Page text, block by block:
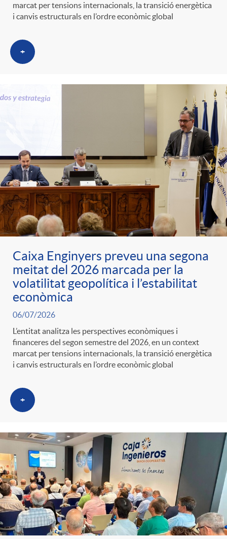
marcat per tensions internacionals, la transició energètica
i canvis estructurals en l’ordre econòmic global
+
Caixa Enginyers preveu una segona
meitat del 2026 marcada per la
volatilitat geopolítica i l’estabilitat
econòmica
06/07/2026
L’entitat analitza les perspectives econòmiques i
financeres del segon semestre del 2026, en un context
marcat per tensions internacionals, la transició energètica
i canvis estructurals en l’ordre econòmic global
+